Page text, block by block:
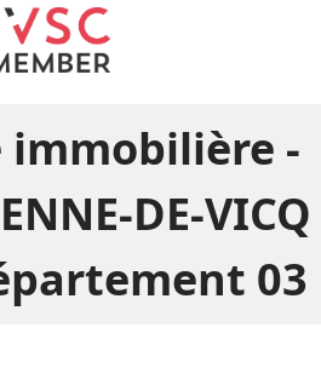
immobilière -
DE-VICQ
03